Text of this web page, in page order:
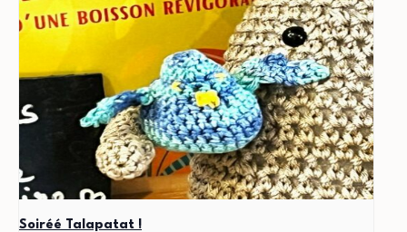
Soiréé Talapatat !